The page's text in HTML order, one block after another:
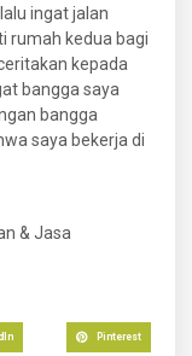
ingat jalan
rumah kedua bagi
kepada
bangga saya
bangga
saya bekerja di
& Jasa
Pinterest